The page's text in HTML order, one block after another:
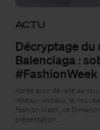
ACTU
Décryptage du
Balenciaga :
#FashionWeek
Après avoir dévoilé sa
réseaux sociaux, le
Fashion Week, ce
présentation…